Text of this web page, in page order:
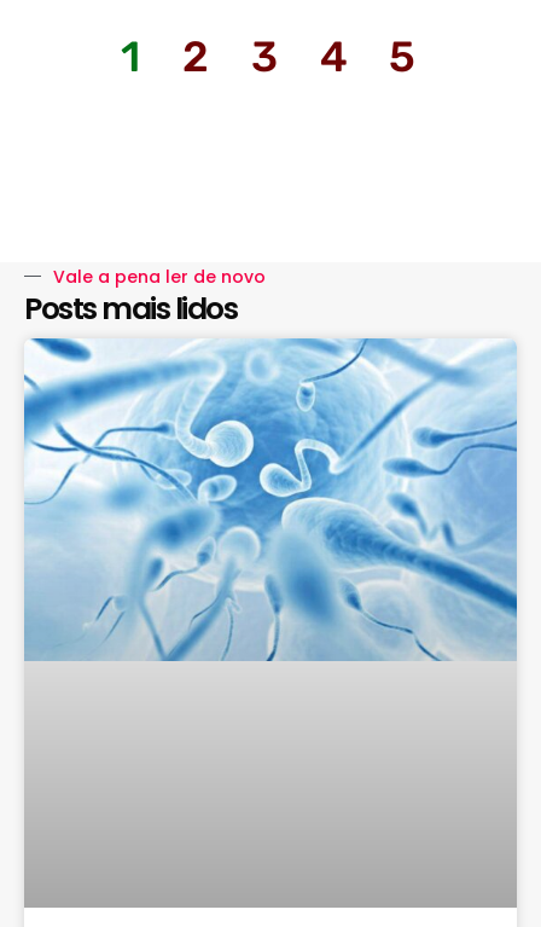
1 2 3 4 5
Vale a pena ler de novo
Posts mais lidos